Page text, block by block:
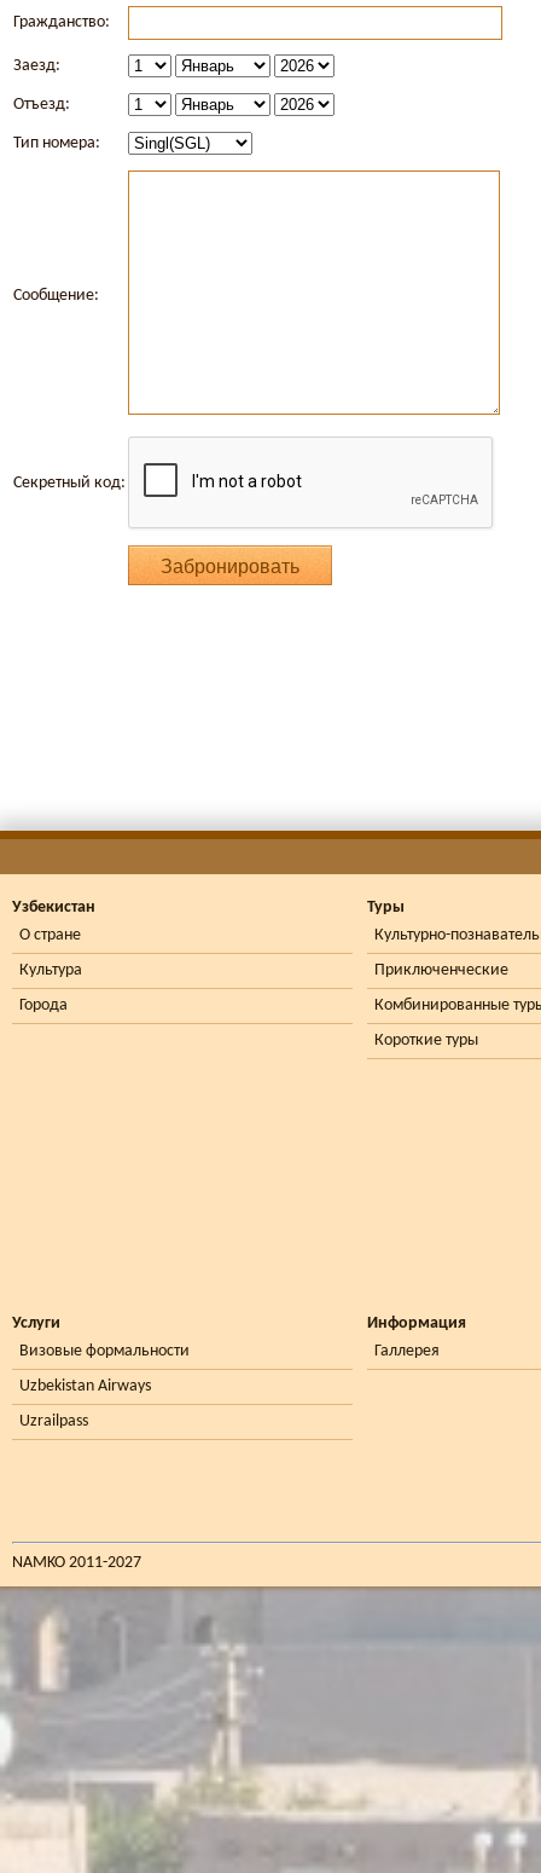
Гражданство:
Заезд:
Отъезд:
Тип номера:
Сообщение:
Секретный код:
Узбекистан
О стране
Культура
Города
Туры
Культурно-
Приключенческие
Комбинированные
Короткие туры
Услуги
Визовые формальности
Uzbekistan Airways
Uzrailpass
Информация
Галлерея
NAMKO 2011-2027